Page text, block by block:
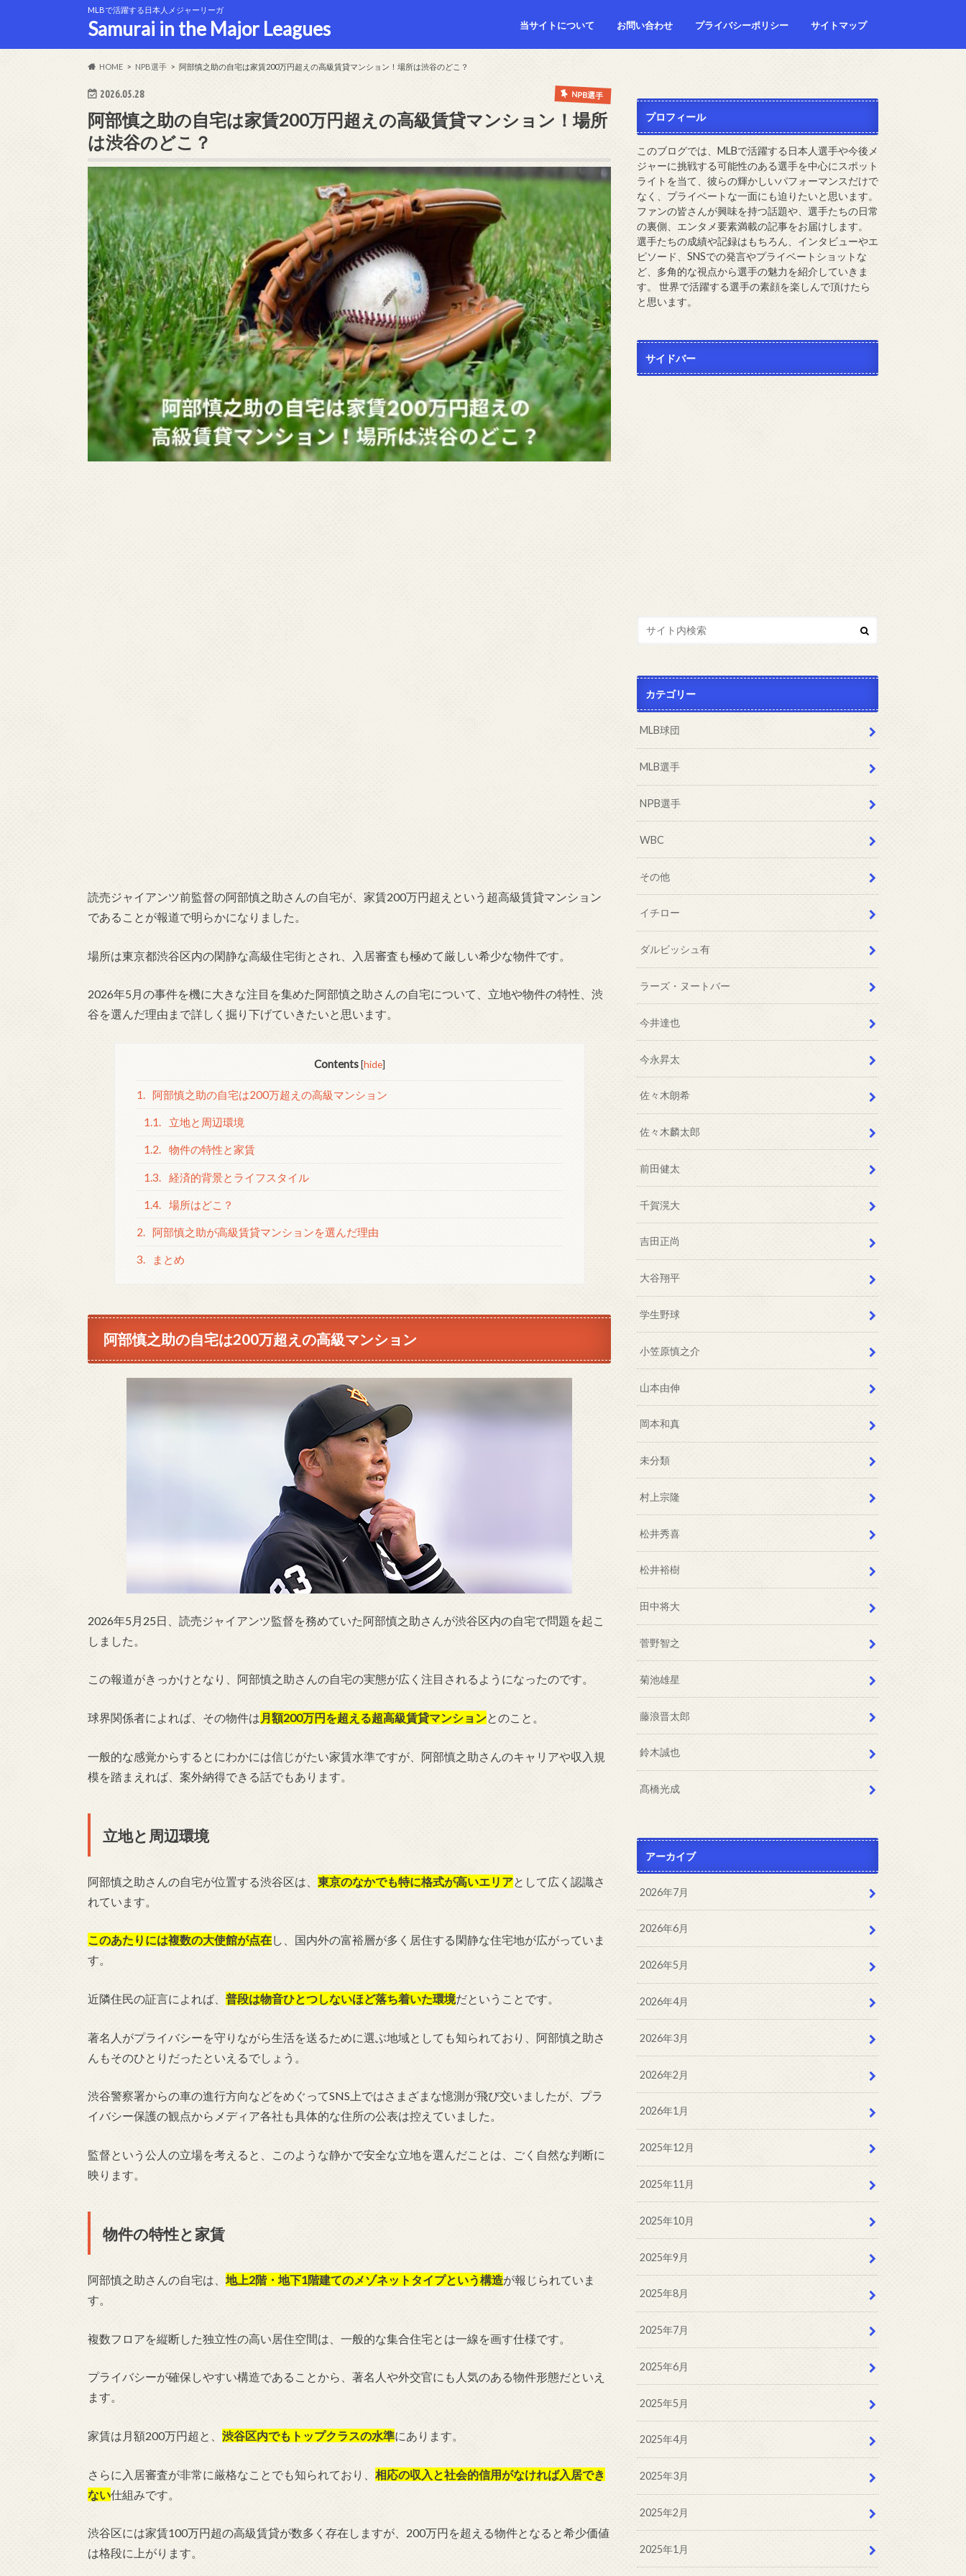
MLBで活躍する日本人メジャーリーガ
Samurai in the Major Leagues 当サイトについて お問い合わせ プライバシーポリシー サイトマップ
HOME NPB選手 阿部慎之助の自宅は家賃200万円超えの高級賃貸マンション！場所は渋谷のどこ？
2026.05.28 NPB選手
阿部慎之助の自宅は家賃200万円超えの高級賃貸マンション！場所
は渋谷のどこ？
読売ジャイアンツ前監督の阿部慎之助さんの自宅が、家賃200万円超えという超高級賃貸マンション
であることが報道で明らかになりました。
場所は東京都渋谷区内の閑静な高級住宅街とされ、入居審査も極めて厳しい希少な物件です。
2026年5月の事件を機に大きな注目を集めた阿部慎之助さんの自宅について、立地や物件の特性、渋
谷を選んだ理由まで詳しく掘り下げていきたいと思います。
Contents [hide]
1. 阿部慎之助の自宅は200万超えの高級マンション
1.1. 立地と周辺環境
1.2. 物件の特性と家賃
1.3. 経済的背景とライフスタイル
1.4. 場所はどこ？
2. 阿部慎之助が高級賃貸マンションを選んだ理由
3. まとめ
阿部慎之助の自宅は200万超えの高級マンション
2026年5月25日、読売ジャイアンツ監督を務めていた阿部慎之助さんが渋谷区内の自宅で問題を起こ
しました。
この報道がきっかけとなり、阿部慎之助さんの自宅の実態が広く注目されるようになったのです。
球界関係者によれば、その物件は 月額200万円を超える超高級賃貸マンションとのこと。
一般的な感覚からするとにわかには信じがたい家賃水準ですが、阿部慎之助さんのキャリアや収入規
模を踏まえれば、案外納得できる話でもあります。
立地と周辺環境
阿部慎之助さんの自宅が位置する渋谷区は、 東京のなかでも特に格式が高いエリアとして広く認識さ
れています。
このあたりには複数の大使館が点在し、国内外の富裕層が多く居住する閑静な住宅地が広がっていま
す。
近隣住民の証言によれば、 普段は物音ひとつしないほど落ち着いた環境だということです。
著名人がプライバシーを守りながら生活を送るために選ぶ地域としても知られており、阿部慎之助さ
んもそのひとりだったといえるでしょう。
渋谷警察署からの車の進行方向などをめぐってSNS上ではさまざまな憶測が飛び交いましたが、プラ
イバシー保護の観点からメディア各社も具体的な住所の公表は控えていました。
監督という公人の立場を考えると、このような静かで安全な立地を選んだことは、ごく自然な判断に
映ります。
物件の特性と家賃
阿部慎之助さんの自宅は、 地上2階・地下1階建てのメゾネットタイプという構造が報じられていま
す。
複数フロアを縦断した独立性の高い居住空間は、一般的な集合住宅とは一線を画す仕様です。
プライバシーが確保しやすい構造であることから、著名人や外交官にも人気のある物件形態だといえ
ます。
家賃は月額200万円超と、 渋谷区内でもトップクラスの水準にあります。
さらに入居審査が非常に厳格なことでも知られており、 相応の収入と社会的信用がなければ入居でき
ない仕組みです。
渋谷区には家賃100万円超の高級賃貸が数多く存在しますが、200万円を超える物件となると希少価値
は格段に上がります。
プロフィール
このブログでは、MLBで活躍する日本人選手や今後メ
ジャーに挑戦する可能性のある選手を中心にスポット
ライトを当て、彼らの輝かしいパフォーマンスだけで
なく、プライベートな一面にも迫りたいと思います。
ファンの皆さんが興味を持つ話題や、選手たちの日常
の裏側、エンタメ要素満載の記事をお届けします。
選手たちの成績や記録はもちろん、インタビューやエ
ピソード、SNSでの発言やプライベートショットな
ど、多角的な視点から選手の魅力を紹介していきま
す。 世界で活躍する選手の素顔を楽しんで頂けたら
と思います。
サイドバー
カテゴリー
MLB球団
MLB選手
NPB選手
WBC
その他
イチロー
ダルビッシュ有
ラーズ・ヌートバー
今井達也
今永昇太
佐々木朗希
佐々木麟太郎
前田健太
千賀滉大
吉田正尚
大谷翔平
学生野球
小笠原慎之介
山本由伸
岡本和真
未分類
村上宗隆
松井秀喜
松井裕樹
田中将大
菅野智之
菊池雄星
藤浪晋太郎
鈴木誠也
髙橋光成
アーカイブ
2026年7月
2026年6月
2026年5月
2026年4月
2026年3月
2026年2月
2026年1月
2025年12月
2025年11月
2025年10月
2025年9月
2025年8月
2025年7月
2025年6月
2025年5月
2025年4月
2025年3月
2025年2月
2025年1月